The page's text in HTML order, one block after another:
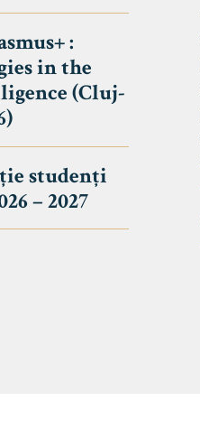
:
in the
(Cluj-
studenți
– 2027